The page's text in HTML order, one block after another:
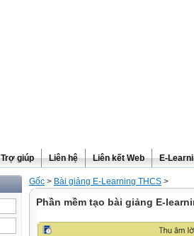
Trợ giúp Liên hệ Liên kết Web E-
Gốc > Bài giảng E-Learning THCS >
Phần mềm tạo bài giảng E-